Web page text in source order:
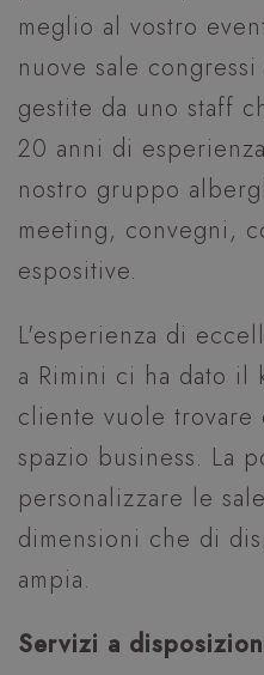
meglio al vostro
nuove sale
gestite da uno staff
20 anni di
nostro gruppo
meeting, convegni,
espositive.
L'esperienza di
a Rimini ci ha dato il
cliente vuole trovare
spazio business. La
personalizzare le
dimensioni che di
ampia.
Servizi a